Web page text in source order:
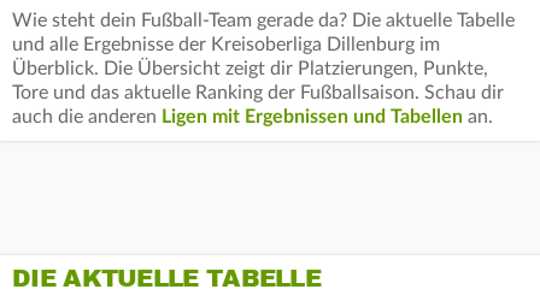
Wie steht dein Fußball-Team gerade da? Die aktuelle Tabelle
und alle Ergebnisse der Kreisoberliga Dillenburg im
Überblick. Die Übersicht zeigt dir Platzierungen, Punkte,
Tore und das aktuelle Ranking der Fußballsaison. Schau dir
auch die anderen Ligen mit Ergebnissen und Tabellen an.
DIE AKTUELLE TABELLE